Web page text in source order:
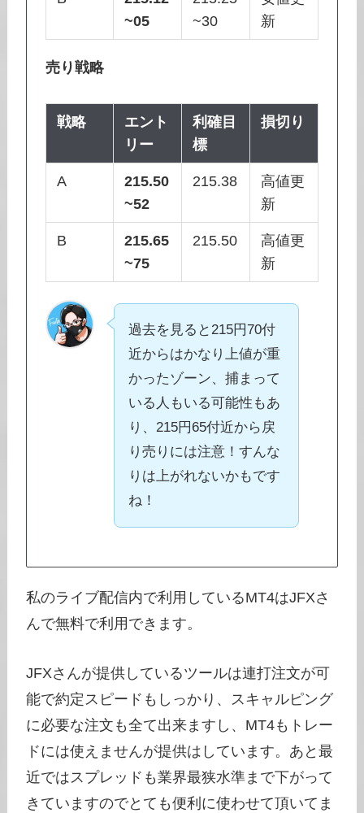
~05
~30
新
売り戦略
戦略
エント
リー
利確目
標
損切り
A
215.50
~52
215.38
高値更
新
B
215.65
~75
215.50
高値更
新
過去を見ると215円70付
近からはかなり上値が重
かったゾーン、捕まって
いる人もいる可能性もあ
り、215円65付近から戻
り売りには注意！すんな
りは上がれないかもです
ね！
私のライブ配信内で利用しているMT4はJFXさ
んで無料で利用できます。
JFXさんが提供しているツールは連打注文が可
能で約定スピードもしっかり、スキャルピング
に必要な注文も全て出来ますし、MT4もトレー
ドには使えませんが提供はしています。あと最
近ではスプレッドも業界最狭水準まで下がって
きていますのでとても便利に使わせて頂いてま